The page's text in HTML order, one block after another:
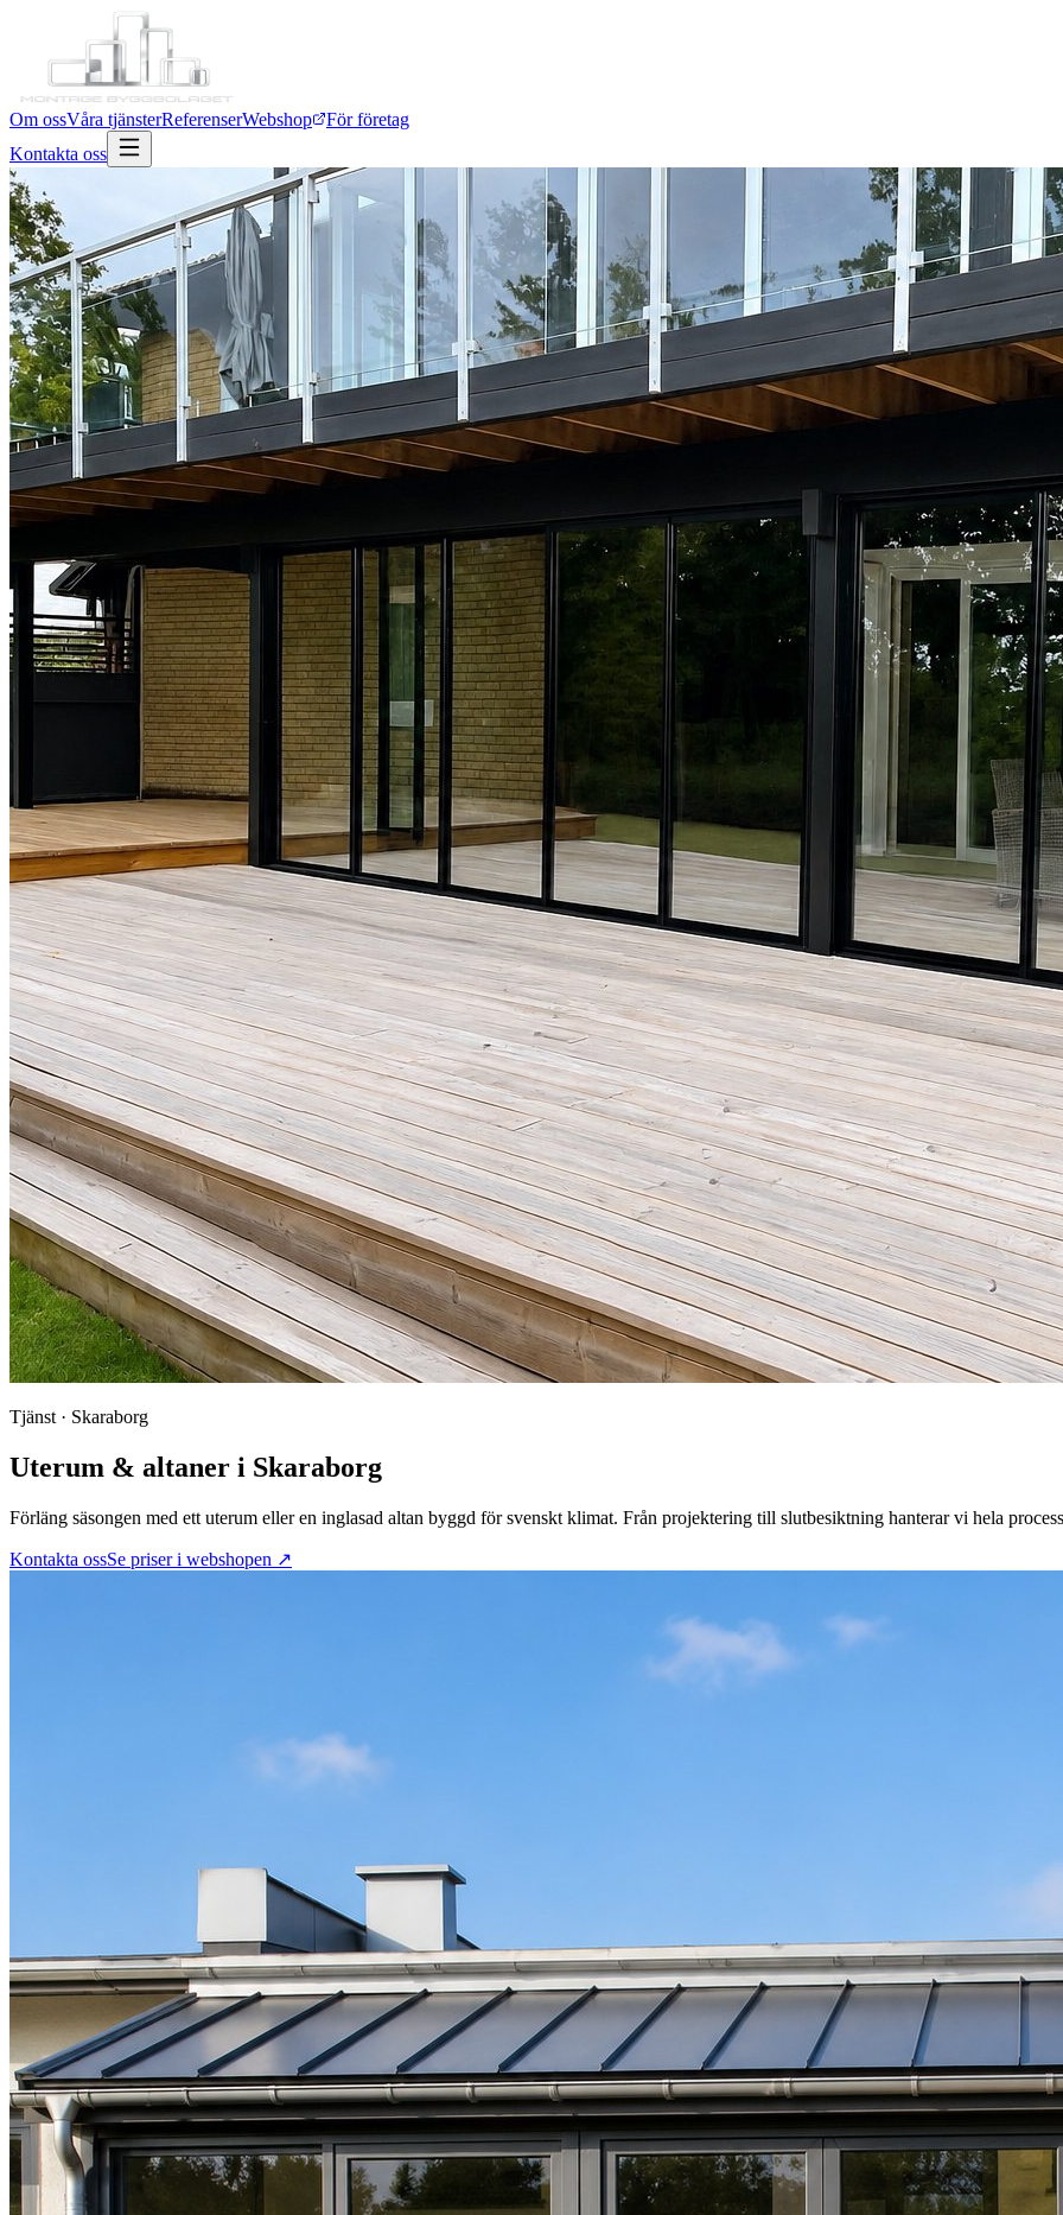
Om ossVåra tjänsterReferenserWebshop
För företag
Kontakta oss
Tjänst · Skaraborg
Uterum & altaner i Skaraborg
Förläng säsongen med ett uterum eller en inglasad altan byggd för svenskt klimat. Från projektering till slutbesiktning hanterar vi hela
Kontakta ossSe priser i webshopen ↗